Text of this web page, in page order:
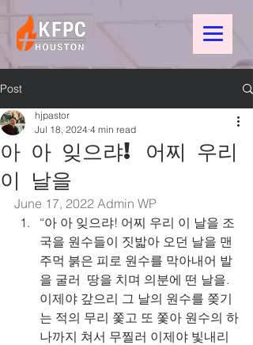
Post
아 아 잊으랴! 어찌 우리
이 날을
hjpastor
Jul 18, 2024 4 min read
June 17, 2022 Admin WP
“아 아 잊으랴! 어찌 우리 이 날을 조
국을 원수들이 짓밟아 오던 날을 맨
주먹 붉은 피로 원수를 막아내어 발
을 굴러  땅을 치며 의분에 떤 날을.
이제야 갚으리 그 날의 원수를 쫒기
는 적의 무리 쫓고 또 쫓아 원수의 하
나까지 쳐서 무찔러 이제야 빛내리